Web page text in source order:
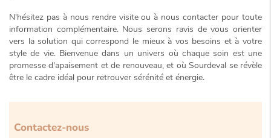
N'hésitez pas à nous rendre visite ou à nous contacter pour toute
information complémentaire. Nous serons ravis de vous orienter
vers la solution qui correspond le mieux à vos besoins et à votre
style de vie. Bienvenue dans un univers où chaque soin est une
promesse d'apaisement et de renouveau, et où Sourdeval se révèle
être le cadre idéal pour retrouver sérénité et énergie.
Contactez-nous